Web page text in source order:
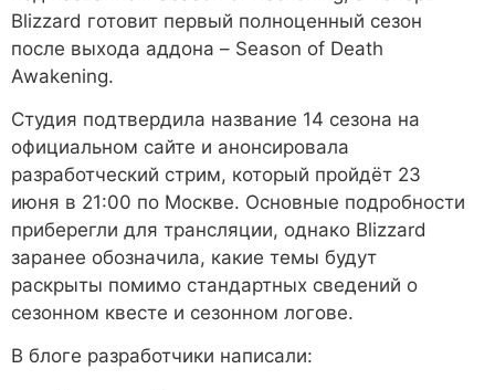
Blizzard готовит первый полноценный сезон
после выхода аддона – Season of Death
Awakening.
Студия подтвердила название 14 сезона на
официальном сайте и анонсировала
разработческий стрим, который пройдёт 23
июня в 21:00 по Москве. Основные подробности
приберегли для трансляции, однако Blizzard
заранее обозначила, какие темы будут
раскрыты помимо стандартных сведений о
сезонном квесте и сезонном логове.
В блоге разработчики написали: